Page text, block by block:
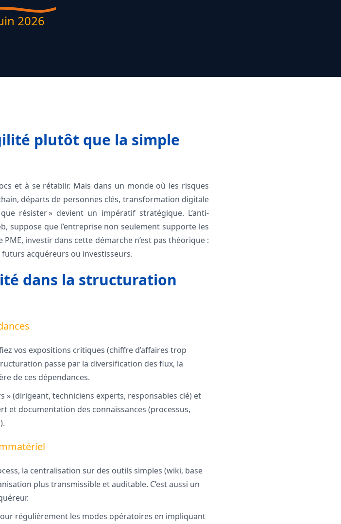
2026
plutôt que la simple
et à se rétablir. Mais dans un monde où les risques
départs de personnes clés, transformation digitale
résister » devient un impératif stratégique. L’anti-
suppose que l’entreprise non seulement supporte les
investir dans cette démarche n’est pas théorique :
acquéreurs ou investisseurs.
dans la structuration
vos expositions critiques (chiffre d’affaires trop
passe par la diversification des flux, la
de ces dépendances.
» (dirigeant, techniciens experts, responsables clé) et
et documentation des connaissances (processus,
la centralisation sur des outils simples (wiki, base
plus transmissible et auditable. C’est aussi un
régulièrement les modes opératoires en impliquant